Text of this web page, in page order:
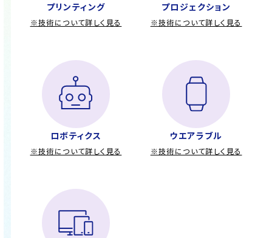
プリンティング
※技術について詳しく見る
プロジェクション
※技術について詳しく見る
ロボティクス
※技術について詳しく見る
ウエアラブル
※技術について詳しく見る